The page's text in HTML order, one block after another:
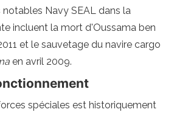
Navy SEAL dans la
incluent la mort d'Oussama ben
et le sauvetage du navire cargo
en avril 2009.
spéciales est historiquement